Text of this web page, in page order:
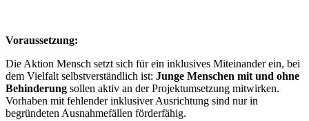
Voraussetzung:
Die Aktion Mensch setzt sich für ein inklusives Miteinander ein, bei
dem Vielfalt selbstverständlich ist: Junge Menschen mit und ohne
Behinderung sollen aktiv an der Projektumsetzung mitwirken.
Vorhaben mit fehlender inklusiver Ausrichtung sind nur in
begründeten Ausnahmefällen förderfähig.